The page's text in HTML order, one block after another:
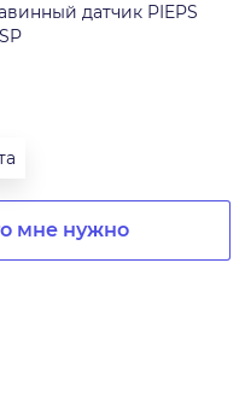
датчик PIEPS
мне нужно